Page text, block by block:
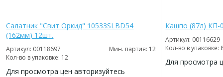
Салатник "Свит Оркид" 10533SLBD54
(162мм) 12шт.
Артикул: 00118697
Мин. партия: 12
Кол-во в упаковке: 12
Для просмотра цен авторизуйтесь
Кашпо (87л) КП-
Артикул: 00116629
Кол-во в упаковке:
Для просмотра